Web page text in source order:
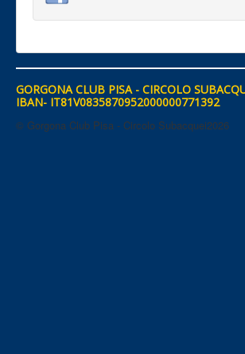
GORGONA CLUB PISA - CIRCOLO
IBAN- IT81V0835870952000000771392
© Gorgona Club Pisa - Circolo Subacquei2026